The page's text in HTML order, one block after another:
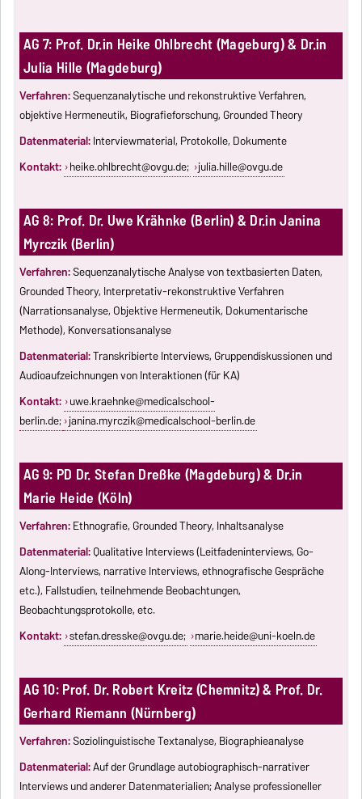
AG 7: Prof. Dr.in Heike Ohlbrecht (Mageburg) & Dr.in
Julia Hille (Magdeburg)
Verfahren:Sequenzanalytische und rekonstruktive Verfahren,
objektive Hermeneutik, Biografieforschung, Grounded Theory
Datenmaterial:Interviewmaterial, Protokolle, Dokumente
Kontakt: heike.ohlbrecht@ovgu.de; julia.hille@ovgu.de
AG 8: Prof. Dr. Uwe Krähnke (Berlin) & Dr.in Janina
Myrczik (Berlin)
Verfahren:Sequenzanalytische Analyse von textbasierten Daten,
Grounded Theory, Interpretativ-rekonstruktive Verfahren
(Narrationsanalyse, Objektive Hermeneutik, Dokumentarische
Methode), Konversationsanalyse
Datenmaterial:Transkribierte Interviews, Gruppendiskussionen und
Audioaufzeichnungen von Interaktionen (für KA)
Kontakt: uwe.kraehnke@medicalschool-
berlin.de; janina.myrczik@medicalschool-berlin.de
AG 9: PD Dr. Stefan Dreßke (Magdeburg) & Dr.in
Marie Heide (Köln)
Verfahren:Ethnografie, Grounded Theory, Inhaltsanalyse
Datenmaterial:Qualitative Interviews (Leitfadeninterviews, Go-
Along-Interviews, narrative Interviews, ethnografische Gespräche
etc.), Fallstudien, teilnehmende Beobachtungen,
Beobachtungsprotokolle, etc.
Kontakt: stefan.dresske@ovgu.de; marie.heide@uni-koeln.de
AG 10: Prof. Dr. Robert Kreitz (Chemnitz) & Prof. Dr.
Gerhard Riemann (Nürnberg)
Verfahren:Soziolinguistische Textanalyse, Biographieanalyse
Datenmaterial:Auf der Grundlage autobiographisch-narrativer
Interviews und anderer Datenmaterialien; Analyse professioneller